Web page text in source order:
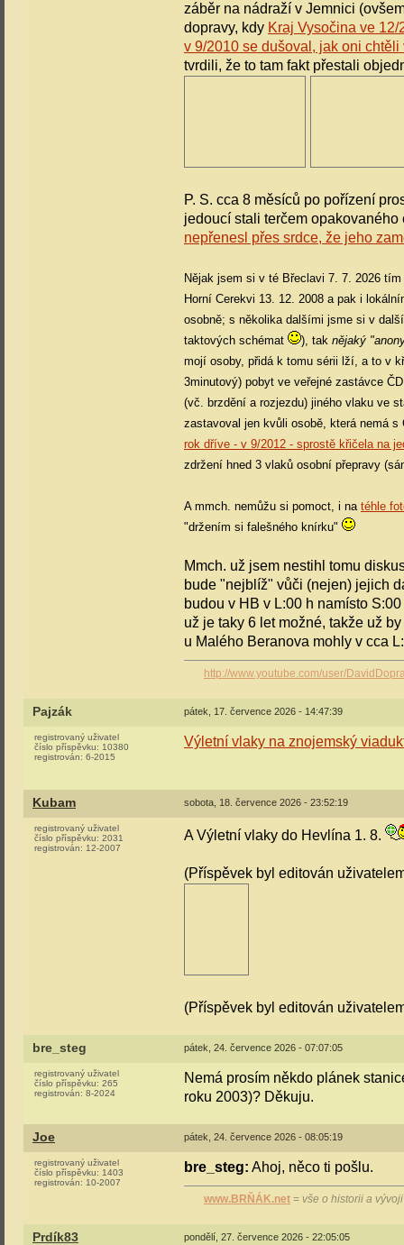
záběr na nádraží v Jemnici
dopravy, kdy Kraj Vysočina ve
v 9/2010 se dušoval, jak oni
tvrdili, že to tam fakt přestali
P. S. cca 8 měsíců po pořízení
jedoucí stali terčem
nepřenesl přes srdce, že jeho
Nějak jsem si v té Břeclavi 7. 7. 2026
Horní Cerekvi 13. 12. 2008 a pak i
osobně; s několika dalšími jsme si v
taktových schémat
), tak nějaký
mojí osoby, přidá k tomu sérii lží, a to v
3minutový) pobyt ve veřejné zastávce
(vč. brzdění a rozjezdu) jiného vlaku ve
zastavoval jen kvůli osobě, která nemá
rok dříve - v 9/2012 - sprostě křičela na
zdržení hned 3 vlaků osobní přepravy
A mmch. nemůžu si pomoct, i na téhle
"držením si falešného knírku"
Mmch. už jsem nestihl tomu
bude "nejblíž" vůči (nejen) jejich
budou v HB v L:00 h namísto
už je taky 6 let možné, takže už
u Malého Beranova mohly v cca
http://www.youtube.com/user/
Pajzák pátek, 17. července 2026 - 14:47:39
registrovaný uživatel
číslo příspěvku: 10380
registrován: 6-2015
Výletní vlaky na znojemský
Kubam sobota, 18. července 2026 - 23:52:19
registrovaný uživatel
číslo příspěvku: 2031
registrován: 12-2007
A Výletní vlaky do Hevlína 1. 8.
(Příspěvek byl editován
(Příspěvek byl editován
bre_steg pátek, 24. července 2026 - 07:07:05
registrovaný uživatel
číslo příspěvku: 265
registrován: 8-2024
Nemá prosím někdo plánek
roku 2003)? Děkuju.
Joe pátek, 24. července 2026 - 08:05:19
registrovaný uživatel
číslo příspěvku: 1403
registrován: 10-2007
bre_steg: Ahoj, něco ti pošlu.
www.BRŇÁK.net = vše o historii a
Prdík83 pondělí, 27. července 2026 - 22:05:05